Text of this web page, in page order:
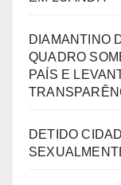
DIAMANTINO
QUADRO
PAÍS E
DETIDO